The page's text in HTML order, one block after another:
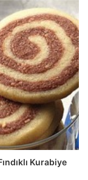
Kurabiye